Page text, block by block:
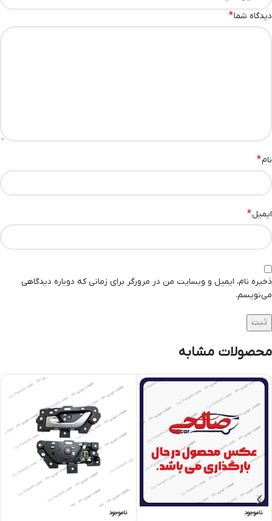
دیدگاه شما*
نام*
ایمیل*
ذخیره نام، ایمیل و وبسایت من در مرورگر برای زمانی که دوباره دیدگاهی
می‌نویسم.
محصولات مشابه
ناموجود ناموجود